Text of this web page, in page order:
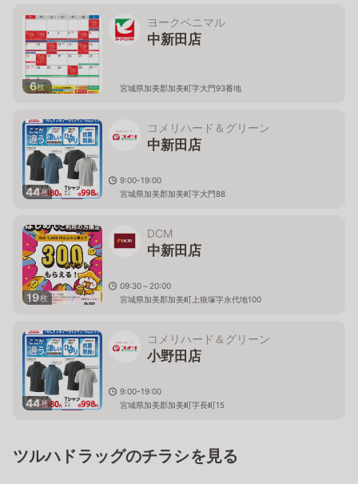
6枚
ヨークベニマル
中新田店
宮城県加美郡加美町字大門93番地
44枚
コメリハード＆グリーン
中新田店
9:00-19:00
宮城県加美郡加美町字大門88
19枚
DCM
中新田店
09:30～20:00
宮城県加美郡加美町上狼塚字永代地100
44枚
コメリハード＆グリーン
小野田店
9:00-19:00
宮城県加美郡加美町字長町15
ツルハドラッグのチラシを見る